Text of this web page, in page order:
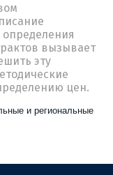
вызывает
эту
цен.
и региональные